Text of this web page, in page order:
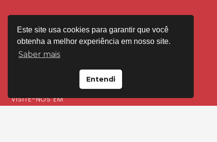
VISITE-NOS EM
Este site usa cookies para garantir que você
obtenha a melhor experiência em nosso site.
Saber mais
Entendi